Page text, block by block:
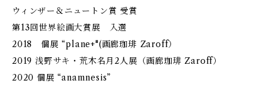
ウィンザー＆ニュートン賞 受賞
第13回世界絵画大賞展 入選
2018 個展 “plane+"(画廊珈琲 Zaroff）
2019 浅野サキ・荒木名月2人展（画廊珈琲 Zaroff）
2020 個展 “anamnesis”